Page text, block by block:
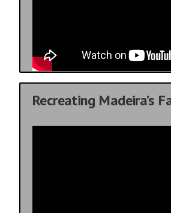
Recreating Madeira’s